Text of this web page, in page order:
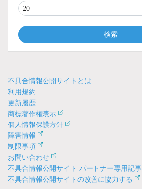
検索
不具合情報公開サイトとは
利用規約
更新履歴
商標著作権表示
個人情報保護方針
障害情報
制限事項
お問い合わせ
不具合情報公開サイト パートナー専用記事
不具合情報公開サイトの改善に協力する